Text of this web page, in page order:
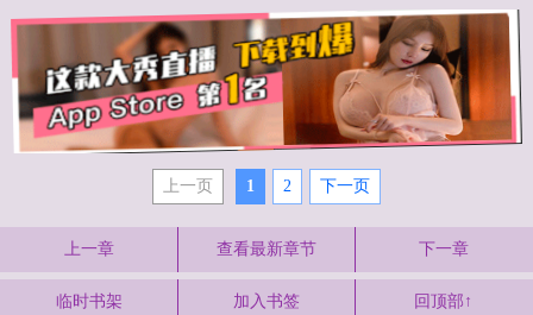
上一页 1 2 下一页
上一章 查看最新章节 下一章
临时书架 加入书签 回顶部↑